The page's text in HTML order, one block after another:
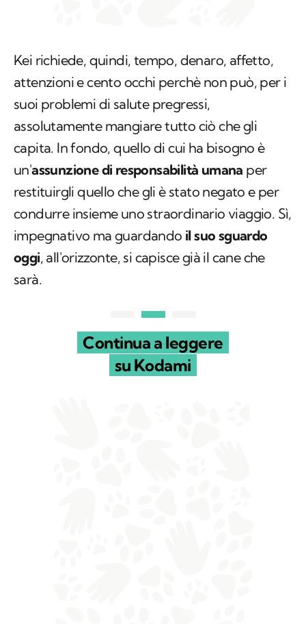
Kei richiede, quindi, tempo, denaro, affetto,
attenzioni e cento occhi perchè non può, per i
suoi problemi di salute pregressi,
assolutamente mangiare tutto ciò che gli
capita. In fondo, quello di cui ha bisogno è
un'assunzione di responsabilità umana per
restituirgli quello che gli è stato negato e per
condurre insieme uno straordinario viaggio. Sì,
impegnativo ma guardando il suo sguardo
oggi, all'orizzonte, si capisce già il cane che
sarà.
Continua a leggere
su Kodami